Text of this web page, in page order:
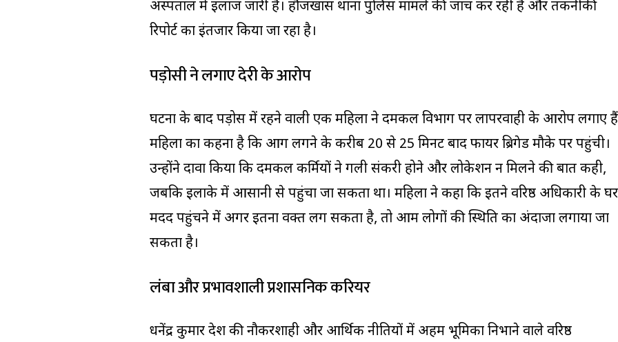
अस्पताल में इलाज जारी है। हौजखास थाना पुलिस मामले की जांच कर रही है और तकनीकी
रिपोर्ट का इंतजार किया जा रहा है।
पड़ोसी ने लगाए देरी के आरोप
घटना के बाद पड़ोस में रहने वाली एक महिला ने दमकल विभाग पर लापरवाही के आरोप लगाए
महिला का कहना है कि आग लगने के करीब 20 से 25 मिनट बाद फायर ब्रिगेड मौके पर पहुंची।
उन्होंने दावा किया कि दमकल कर्मियों ने गली संकरी होने और लोकेशन न मिलने की बात कही,
जबकि इलाके में आसानी से पहुंचा जा सकता था। महिला ने कहा कि इतने वरिष्ठ अधिकारी के घर
मदद पहुंचने में अगर इतना वक्त लग सकता है, तो आम लोगों की स्थिति का अंदाजा लगाया जा
सकता है।
लंबा और प्रभावशाली प्रशासनिक करियर
धनेंद्र कुमार देश की नौकरशाही और आर्थिक नीतियों में अहम भूमिका निभाने वाले वरिष्ठ